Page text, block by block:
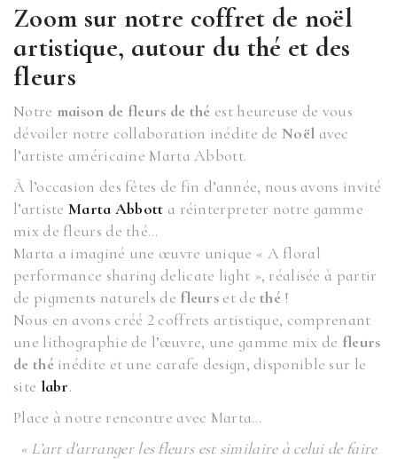
Zoom sur notre coffret de noël
artistique, autour du thé et des
fleurs
Notre maison de fleurs de thé est heureuse de vous
dévoiler notre collaboration inédite de Noël avec
l’artiste américaine Marta Abbott.
À l’occasion des fêtes de fin d’année, nous avons invité
l’artiste Marta Abbott a réinterpreter notre gamme
mix de fleurs de thé…
Marta a imaginé une œuvre unique « A floral
performance sharing delicate light », réalisée à partir
de pigments naturels de fleurs et dethé !
Nous en avons créé 2 coffrets artistique, comprenant
une lithographie de l’œuvre, une gamme mix de fleurs
de thé inédite et une carafe design, disponible sur le
site labr.
Place à notre rencontre avec Marta…
« L’art d’arranger les fleurs est similaire à celui de faire